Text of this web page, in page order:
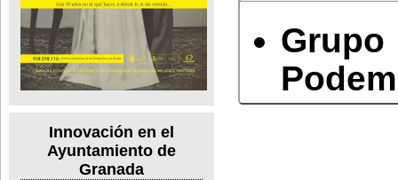
Innovación en el
Ayuntamiento de
Granada